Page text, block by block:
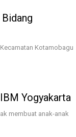
Kotamobagu
Yogyakarta
membuat anak-anak